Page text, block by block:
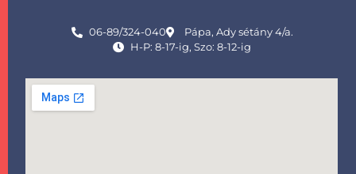
06-89/324-040
Pápa, Ady sétány 4/a.
H-P: 8-17-ig, Szo: 8-12-ig